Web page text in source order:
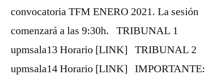
convocatoria TFM ENERO 2021. La sesión
comenzará a las 9:30h. TRIBUNAL 1
upmsala13 Horario [LINK] TRIBUNAL 2
upmsala14 Horario [LINK] IMPORTANTE: